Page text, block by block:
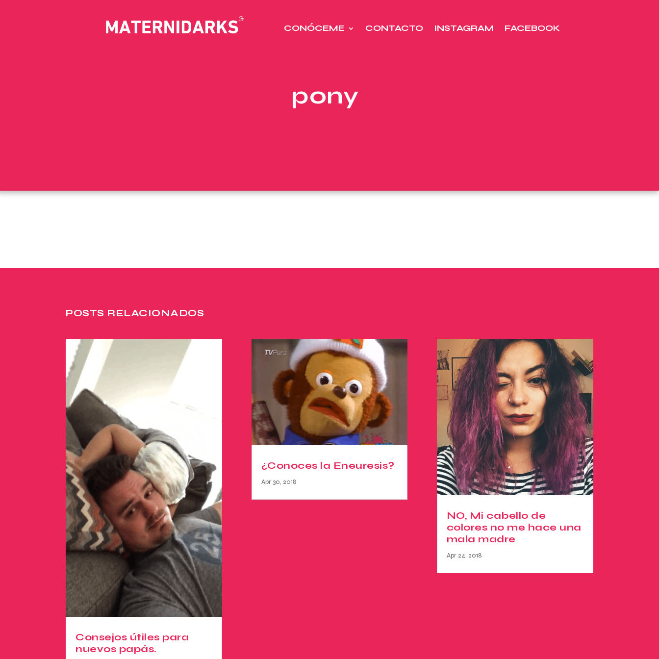
CONÓCEME CONTACTO INSTAGRAM FACEBOOK
pony
POSTS RELACIONADOS
Consejos útiles para
nuevos papás.
¿Conoces la Eneuresis?
Apr 30, 2018
NO, Mi cabello de
colores no me hace una
mala madre
Apr 24, 2018